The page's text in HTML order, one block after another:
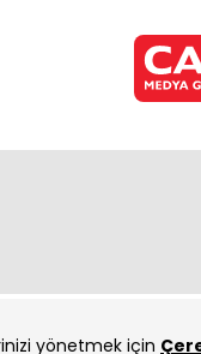
yönetmek için